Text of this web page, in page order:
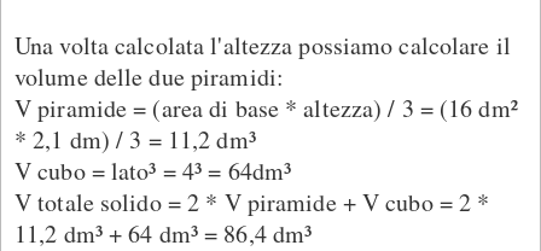
Una volta calcolata l'altezza possiamo calcolare il
volume delle due piramidi:
V piramide = (area di base * altezza) / 3 = (16 dm²
* 2,1 dm) / 3 = 11,2 dm³
V cubo = lato³ = 4³ = 64dm³
V totale solido = 2 * V piramide + V cubo = 2 *
11,2 dm³ + 64 dm³ = 86,4 dm³